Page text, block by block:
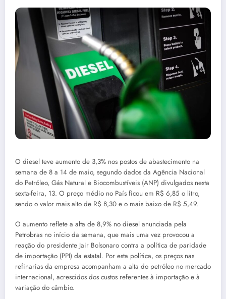
O diesel teve aumento de 3,3% nos postos de abastecimento na
semana de 8 a 14 de maio, segundo dados da Agência Nacional
do Petróleo, Gás Natural e Biocombustíveis (ANP) divulgados nesta
sexta-feira, 13. O preço médio no País ficou em R$ 6,85 o litro,
sendo o valor mais alto de R$ 8,30 e o mais baixo de R$ 5,49.
O aumento reflete a alta de 8,9% no diesel anunciada pela
Petrobras no início da semana, que mais uma vez provocou a
reação do presidente Jair Bolsonaro contra a política de paridade
de importação (PPI) da estatal. Por esta política, os preços nas
refinarias da empresa acompanham a alta do petróleo no mercado
internacional, acrescidos dos custos referentes à importação e à
variação do câmbio.